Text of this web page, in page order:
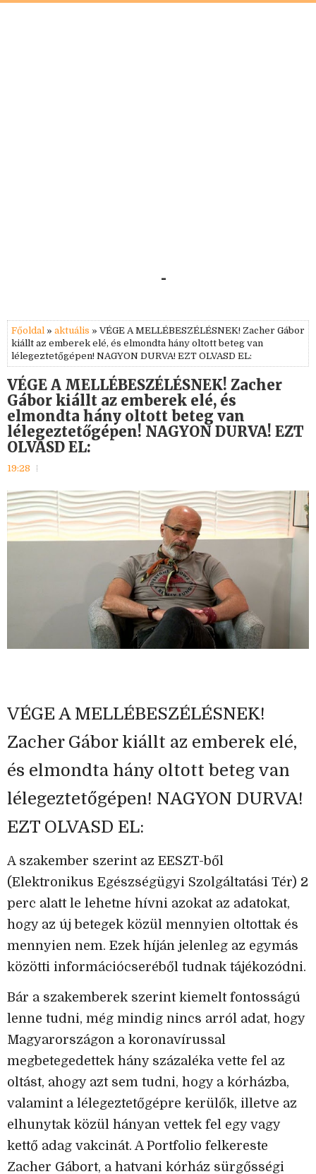
-
Főoldal » aktuális » VÉGE A MELLÉBESZÉLÉSNEK! Zacher Gábor
kiállt az emberek elé, és elmondta hány oltott beteg van
lélegeztetőgépen! NAGYON DURVA! EZT OLVASD EL:
VÉGE A MELLÉBESZÉLÉSNEK! Zacher
Gábor kiállt az emberek elé, és
elmondta hány oltott beteg van
lélegeztetőgépen! NAGYON DURVA! EZT
OLVASD EL:
19:28
VÉGE A MELLÉBESZÉLÉSNEK!
Zacher Gábor kiállt az emberek elé,
és elmondta hány oltott beteg van
lélegeztetőgépen! NAGYON DURVA!
EZT OLVASD EL:
A szakember szerint az EESZT-ből
(Elektronikus Egészségügyi Szolgáltatási Tér) 2
perc alatt le lehetne hívni azokat az adatokat,
hogy az új betegek közül mennyien oltottak és
mennyien nem. Ezek híján jelenleg az egymás
közötti információcseréből tudnak tájékozódni.
Bár a szakemberek szerint kiemelt fontosságú
lenne tudni, még mindig nincs arról adat, hogy
Magyarországon a koronavírussal
megbetegedettek hány százaléka vette fel az
oltást, ahogy azt sem tudni, hogy a kórházba,
valamint a lélegeztetőgépre kerülők, illetve az
elhunytak közül hányan vettek fel egy vagy
kettő adag vakcinát. A Portfolio felkereste
Zacher Gábort, a hatvani kórház sürgősségi